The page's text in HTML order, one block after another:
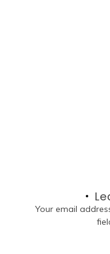
Your email